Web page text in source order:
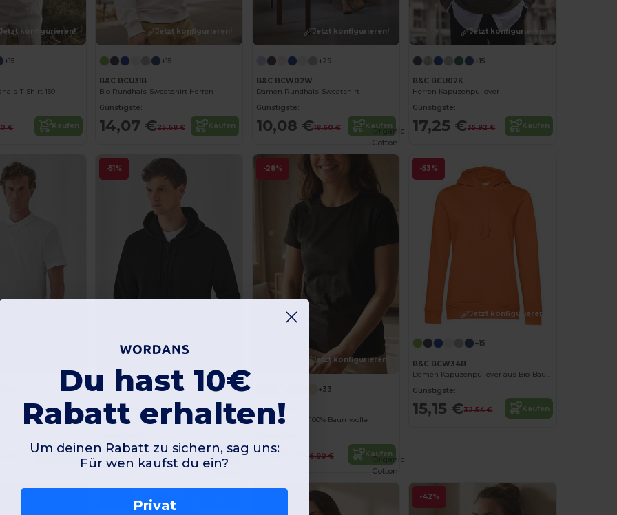
Jetzt konfigurieren!
+15
T-Shirt 150
€ Kaufen
Jetzt konfigurieren!
+15
B&C BCU31B
Bio Rundhals-Sweatshirt Herren
Günstigste:
14,07 €25,68 € Kaufen
Jetzt konfigurieren!
+29
B&C BCW02W
Damen Rundhals-Sweatshirt
Günstigste:
10,08 €18,60 € Kaufen
Jetzt konfigurieren!
+15
B&C BCU02K
Herren Kapuzenpullover
Günstigste:
17,25 €35,92 € Kaufen
für Herren
€ Kaufen
-51%
B&C ID205
Kapuzenpullover mit Reißverschluss
15,73 € 32,26 € Kaufen
-28%
Jetzt konfigurieren!
+33
B&C BC04T
Damen T-Shirt 100% Baumwolle
4,94 € 6,90 € Kaufen
-53%
Organic
Cotton
Jetzt konfigurieren!
+15
B&C BCW34B
Damen Kapuzenpullover aus Bio-Baumwolle
Günstigste:
15,15 €32,54 € Kaufen
Organic
Cotton
-42%
Organic
Cotton
Du hast 10€
Rabatt erhalten!
Um deinen Rabatt zu sichern, sag uns:
Für wen kaufst du ein?
Privat